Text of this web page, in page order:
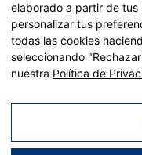
Plan de Recuperación,
Recuperación y
2021/241 del
elaborado a partir de
personalizar tus
todas las cookies
seleccionando
nuestra Política de